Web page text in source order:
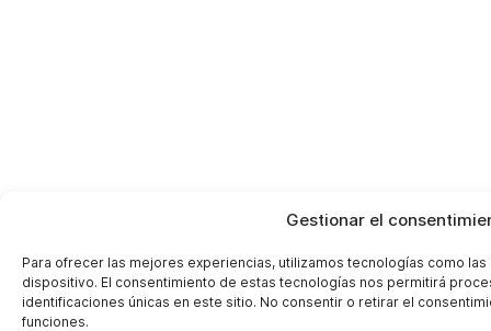
Gestionar el
Para ofrecer las mejores experiencias, utilizamos tecnologías como
dispositivo. El consentimiento de estas tecnologías nos permitirá
identificaciones únicas en este sitio. No consentir o retirar el
funciones.